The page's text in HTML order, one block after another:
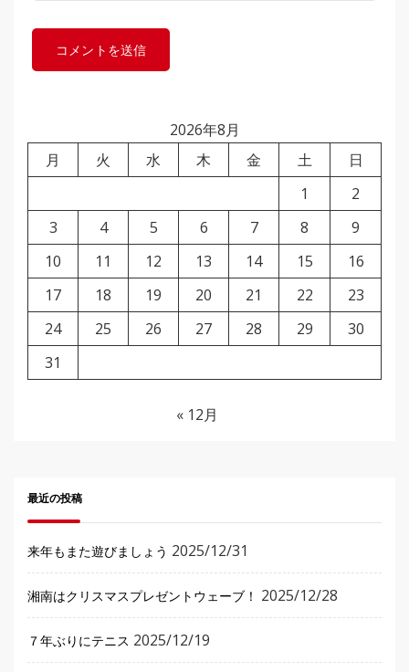
2026年8月
月
火 水 木 金 土
日
1
2
3
4 5 6 7 8
9
10
11 12 13 14 15
16
17
18 19 20 21 22
23
24
25 26 27 28 29
30
31
« 12月
最近の投稿
来年もまた遊びましょう 2025/12/31
湘南はクリスマスプレゼントウェーブ！ 2025/12/28
７年ぶりにテニス 2025/12/19